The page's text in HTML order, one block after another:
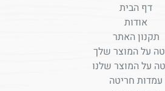
דף הבית
אודות
תקנון האתר
על המוצר שלך
על המוצר שלנו
עמדות חריטה